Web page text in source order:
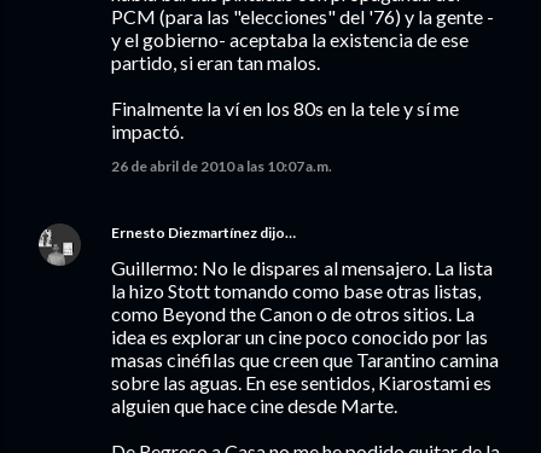
PCM (para las "elecciones" del '76) y la gente -
y el gobierno- aceptaba la existencia de ese
partido, si eran tan malos.
Finalmente la ví en los 80s en la tele y sí me
impactó.
26 de abril de 2010 a las 10:07 a.m.
Ernesto Diezmartínez dijo…
Guillermo: No le dispares al mensajero. La lista
la hizo Stott tomando como base otras listas,
como Beyond the Canon o de otros sitios. La
idea es explorar un cine poco conocido por las
masas cinéfilas que creen que Tarantino camina
sobre las aguas. En ese sentidos, Kiarostami es
alguien que hace cine desde Marte.